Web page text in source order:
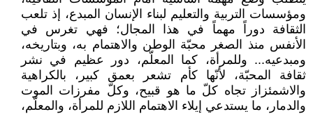
ومؤسسات التربية والتعليم لبناء الإنسان المبدع، إذ تلعب
الثقافة دوراً مهماً في هذا المجال؛ فهي تغرس في
الأنفس منذ الصغر محبّة الوطن والاهتمام به، وبتاريخه،
ومبدعيه... وللمرأة، كما المعلّم، دور عظيم في نشر
ثقافة المحبّة، لأنّها كأم تشعر بعمق كبير، بالكراهية
والاشمئزاز تجاه كلّ ما هو قبيح، وكلّ مفرزات الموت
والدمار، ما يستدعي إيلاء الاهتمام اللازم للمرأة، والمعلّم،